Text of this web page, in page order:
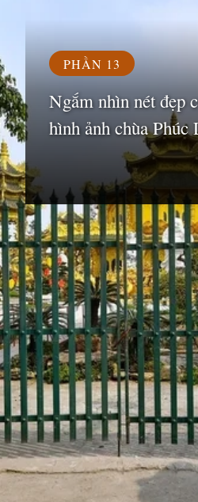
PHẦN 13
Ngắm nhìn nét đẹp
hình ảnh chùa Phúc